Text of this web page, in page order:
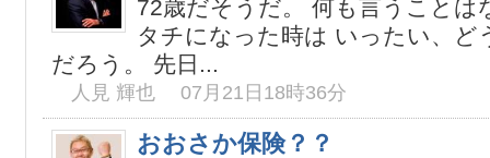
72歳だそうだ。 何も言うことは
タチになった時は いったい、ど
だろう。 先日...
人見 輝也 07月21日18時36分
おおさか保険？？